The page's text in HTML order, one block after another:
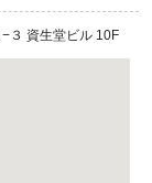
３ 資生堂ビル 10F